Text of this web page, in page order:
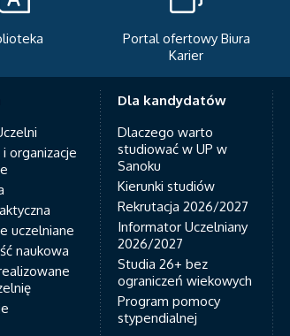
Biura
Newsletter
organizacje
uczelniane
naukowa
Dla kandydatów
Dlaczego warto
studiować w UP w
Sanoku
Kierunki studiów
Rekrutacja 2026/2027
Informator Uczelniany
2026/2027
Studia 26+ bez
ograniczeń wiekowych
Program pomocy
stypendialnej